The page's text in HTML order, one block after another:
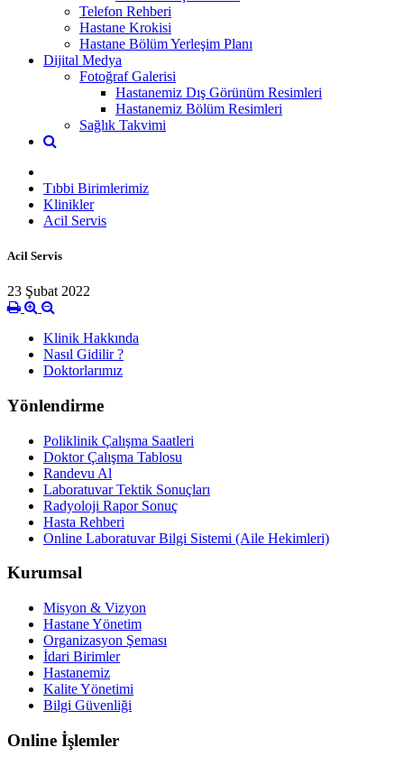
Telefon Rehberi
Hastane Krokisi
Hastane Bölüm Yerleşim Planı
Dijital Medya
Fotoğraf Galerisi
Hastanemiz Dış Görünüm Resimleri
Hastanemiz Bölüm Resimleri
Sağlık Takvimi
Tıbbi Birimlerimiz
Klinikler
Acil Servis
Acil Servis
23 Şubat 2022
Klinik Hakkında
Nasıl Gidilir ?
Doktorlarımız
Yönlendirme
Poliklinik Çalışma Saatleri
Doktor Çalışma Tablosu
Randevu Al
Laboratuvar Tektik Sonuçları
Radyoloji Rapor Sonuç
Hasta Rehberi
Online Laboratuvar Bilgi Sistemi (Aile Hekimleri)
Kurumsal
Misyon & Vizyon
Hastane Yönetim
Organizasyon Şeması
İdari Birimler
Hastanemiz
Kalite Yönetimi
Bilgi Güvenliği
Online İşlemler